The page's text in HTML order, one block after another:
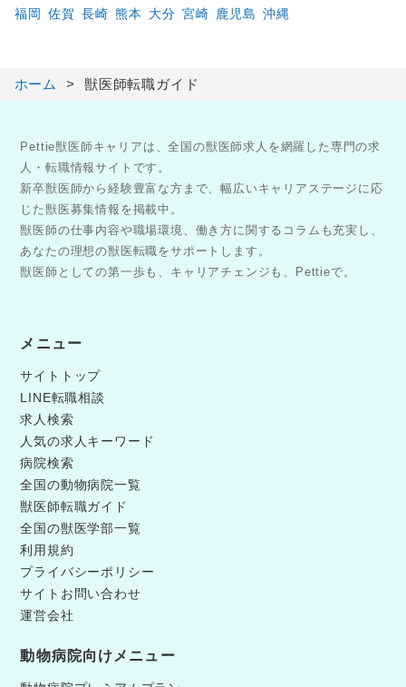
福岡 佐賀 長崎 熊本 大分 宮崎 鹿児島 沖縄
ホーム 獣医師転職ガイド
Pettie獣医師キャリアは、全国の獣医師求人を網羅した専門の求
人・転職情報サイトです。
新卒獣医師から経験豊富な方まで、幅広いキャリアステージに応
じた獣医募集情報を掲載中。
獣医師の仕事内容や職場環境、働き方に関するコラムも充実し、
あなたの理想の獣医転職をサポートします。
獣医師としての第一歩も、キャリアチェンジも、Pettieで。
メニュー
サイトトップ
LINE転職相談
求人検索
人気の求人キーワード
病院検索
全国の動物病院一覧
獣医師転職ガイド
全国の獣医学部一覧
利用規約
プライバシーポリシー
サイトお問い合わせ
運営会社
動物病院向けメニュー